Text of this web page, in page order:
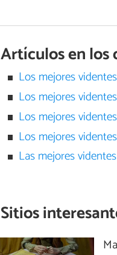
Artículos en los
Los mejores
Los mejores
Los mejores
Los mejores
Las mejores
Sitios